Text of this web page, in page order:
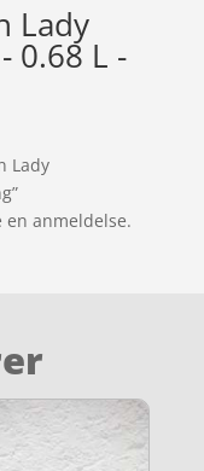
Lady
0.68 L -
Lady
en anmeldelse.